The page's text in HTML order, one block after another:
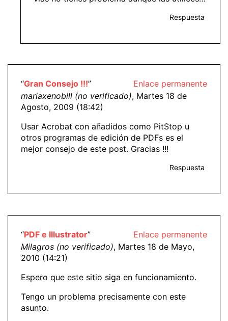
Respuesta
Enlace permanente
“Gran Consejo !!!”
mariaxenobill (no verificado), Martes 18 de
Agosto, 2009 (18:42)
Usar Acrobat con añadidos como PitStop u
otros programas de edición de PDFs es el
mejor consejo de este post. Gracias !!!
Respuesta
Enlace permanente
“PDF e Illustrator”
Milagros (no verificado), Martes 18 de Mayo,
2010 (14:21)
Espero que este sitio siga en funcionamiento.
Tengo un problema precisamente con este
asunto.